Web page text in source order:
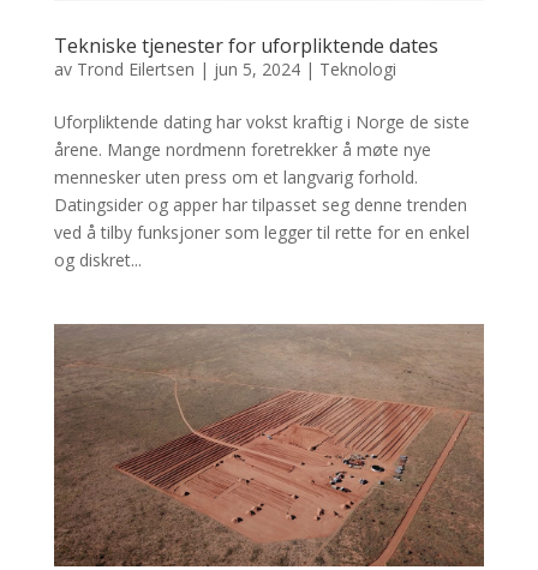
Tekniske tjenester for uforpliktende dates
av Trond Eilertsen | jun 5, 2024| Teknologi
Uforpliktende dating har vokst kraftig i Norge de siste
årene. Mange nordmenn foretrekker å møte nye
mennesker uten press om et langvarig forhold.
Datingsider og apper har tilpasset seg denne trenden
ved å tilby funksjoner som legger til rette for en enkel
og diskret...